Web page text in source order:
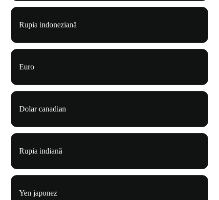
Rupia indoneziană
Euro
Dolar canadian
Rupia indiană
Yen japonez